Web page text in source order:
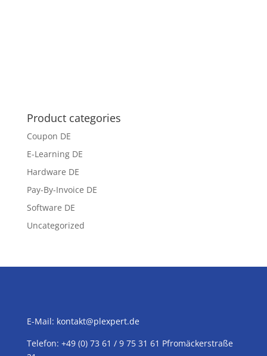
Product categories
Coupon DE
E-Learning DE
Hardware DE
Pay-By-Invoice DE
Software DE
Uncategorized
E-Mail: kontakt@plexpert.de
Telefon: +49 (0) 73 61 / 9 75 31 61 Pfromäckerstraße